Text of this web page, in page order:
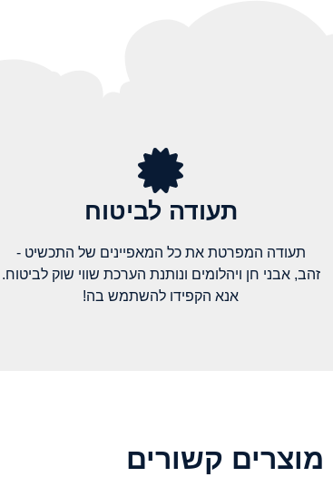
תעודה לביטוח
תעודה המפרטת את כל המאפיינים של התכשיט -
זהב, אבני חן ויהלומים ונותנת הערכת שווי שוק לביטוח.
אנא הקפידו להשתמש בה!
מוצרים קשורים